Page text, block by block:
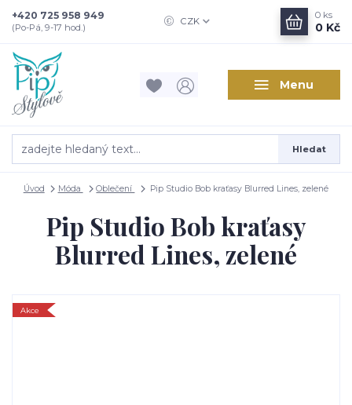
Menu
CZK
Hledat
+420 725 958 949
(Po-Pá, 9-17 hod.)
0 ks
0 Kč
Úvod Móda Oblečení Pip Studio Bob kraťasy Blurred Lines, zelené
Pip Studio Bob kraťasy
Blurred Lines, zelené
Akce